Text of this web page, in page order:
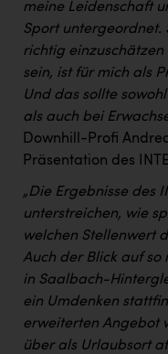
meine Leidenschaft
Sport untergeordnet.
richtig
sein, ist für mich als
Und das sollte
als auch bei
Downhill-Profi
Präsentation des
„Die Ergebnisse des
unterstreichen, wie
welchen Stellenwert
Auch der Blick auf so
in Saalbach-
ein Umdenken
erweiterten Angebot
über als Urlaubsort